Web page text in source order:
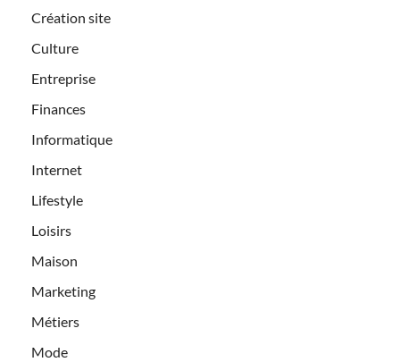
Création site
Culture
Entreprise
Finances
Informatique
Internet
Lifestyle
Loisirs
Maison
Marketing
Métiers
Mode